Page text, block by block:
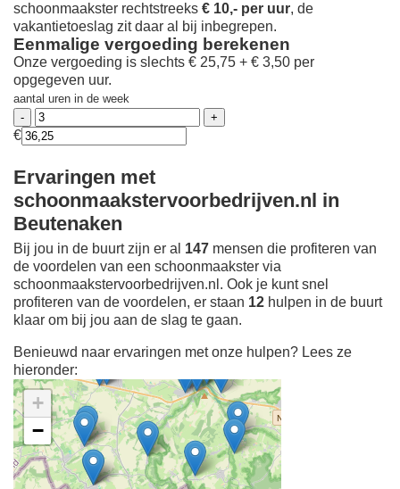
schoonmaakster rechtstreeks € 10,- per uur, de
vakantietoeslag zit daar al bij inbegrepen.
Eenmalige vergoeding berekenen
Onze vergoeding is slechts € 25,75 + € 3,50 per
opgegeven uur.
aantal uren in de week
€
Ervaringen met
schoonmaakstervoorbedrijven.nl in
Beutenaken
Bij jou in de buurt zijn er al 147 mensen die profiteren van
de voordelen van een schoonmaakster via
schoonmaakstervoorbedrijven.nl. Ook je kunt snel
profiteren van de voordelen, er staan 12 hulpen in de buurt
klaar om bij jou aan de slag te gaan.
Benieuwd naar ervaringen met onze hulpen? Lees ze
hieronder:
Ontdek meer ervaringen
Schoonmaakster bij
jou in de buurt
+
−